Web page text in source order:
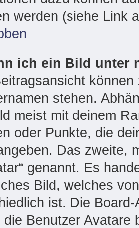
werden (siehe Link
ich ein Bild unter
stehen.
meist mit deinem
oder Punkte, die
Das zweite,
genannt. Es
Bild, welches
ist. Die
die Benutzer Avatare